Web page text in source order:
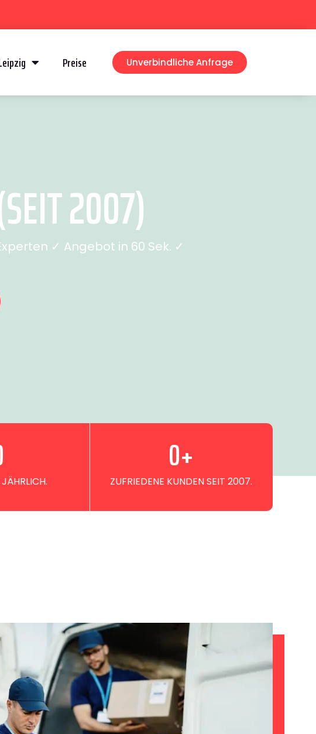
Preise Unverbindliche Anfrage
2007)
✓ Angebot in 60 Sek. ✓
ZUFRIEDENE KUNDEN SEIT 2007.
0+